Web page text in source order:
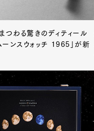
つわる驚きのディティール
ーンスウォッチ 1965」が新